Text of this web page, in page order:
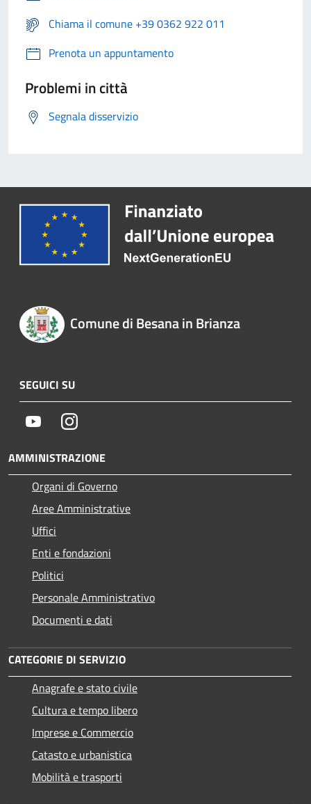
Chiama il comune +39 0362 922 011
Prenota un appuntamento
Problemi in città
Segnala disservizio
Comune di Besana in Brianza
SEGUICI SU
YoutubeInstagram
AMMINISTRAZIONE
Organi di Governo
Aree Amministrative
Uffici
Enti e fondazioni
Politici
Personale Amministrativo
Documenti e dati
CATEGORIE DI SERVIZIO
Anagrafe e stato civile
Cultura e tempo libero
Imprese e Commercio
Catasto e urbanistica
Mobilità e trasporti